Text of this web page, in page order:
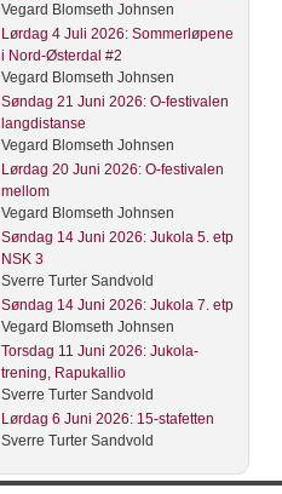
Vegard Blomseth Johnsen
Lørdag 4 Juli 2026: Sommerløpene
i Nord-Østerdal #2
Vegard Blomseth Johnsen
Søndag 21 Juni 2026: O-festivalen
langdistanse
Vegard Blomseth Johnsen
Lørdag 20 Juni 2026: O-festivalen
mellom
Vegard Blomseth Johnsen
Søndag 14 Juni 2026: Jukola 5. etp
NSK 3
Sverre Turter Sandvold
Søndag 14 Juni 2026: Jukola 7. etp
Vegard Blomseth Johnsen
Torsdag 11 Juni 2026: Jukola-
trening, Rapukallio
Sverre Turter Sandvold
Lørdag 6 Juni 2026: 15-stafetten
Sverre Turter Sandvold